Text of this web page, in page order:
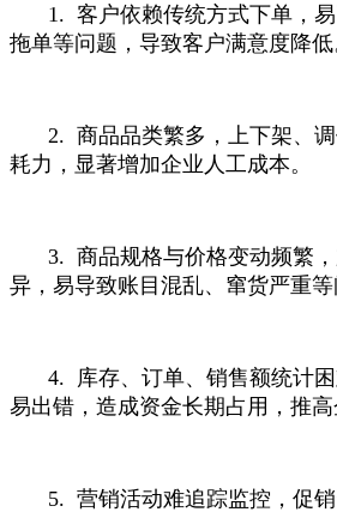
1. 客户依赖传统方式下单，易
拖单等问题，导致客户满意度降低
2. 商品品类繁多，上下架、
耗力，显著增加企业人工成本。
3. 商品规格与价格变动频繁
异，易导致账目混乱、窜货严重等
4. 库存、订单、销售额统计
易出错，造成资金长期占用，推高
5. 营销活动难追踪监控，促